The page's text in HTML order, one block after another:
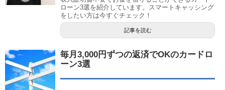
ローン3選を紹介しています。スマートキャッシング
をしたい方は今すぐチェック！
記事を読む
毎月3,000円ずつの返済でOKのカードロ
ーン3選